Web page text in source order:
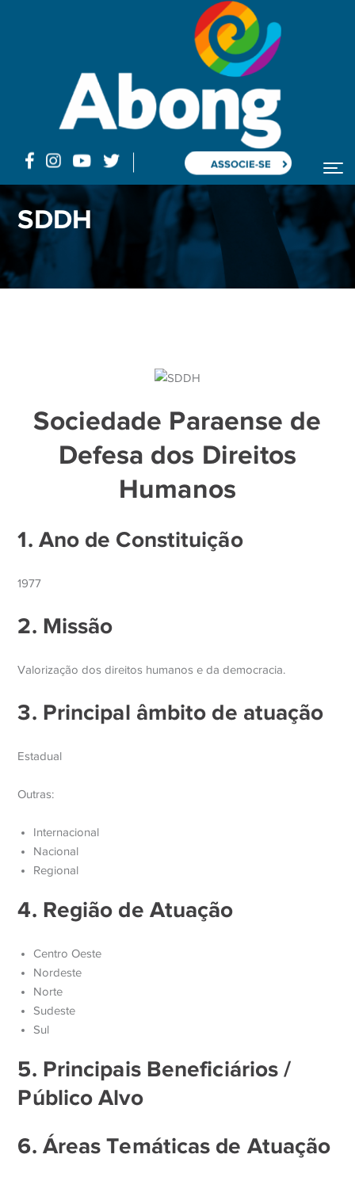
ASSOCIE-SE
SDDH
Sociedade Paraense de
Defesa dos Direitos
Humanos
1. Ano de Constituição
1977
2. Missão
Valorização dos direitos humanos e da democracia.
3. Principal âmbito de atuação
Estadual
Outras:
Internacional
Nacional
Regional
4. Região de Atuação
Centro Oeste
Nordeste
Norte
Sudeste
Sul
5. Principais Beneficiários /
Público Alvo
6. Áreas Temáticas de Atuação